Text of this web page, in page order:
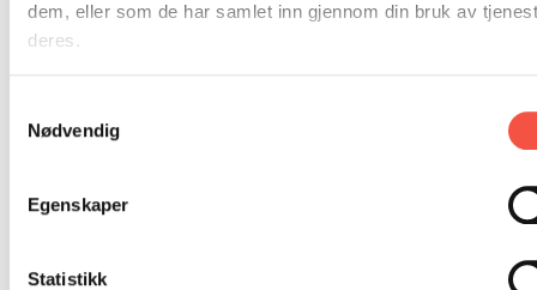
dem, eller som de har samlet inn gjennom din bruk av
deres.
Nødvendig
Egenskaper
Statistikk